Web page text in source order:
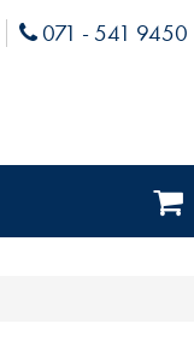
Phone
071 - 541 9450